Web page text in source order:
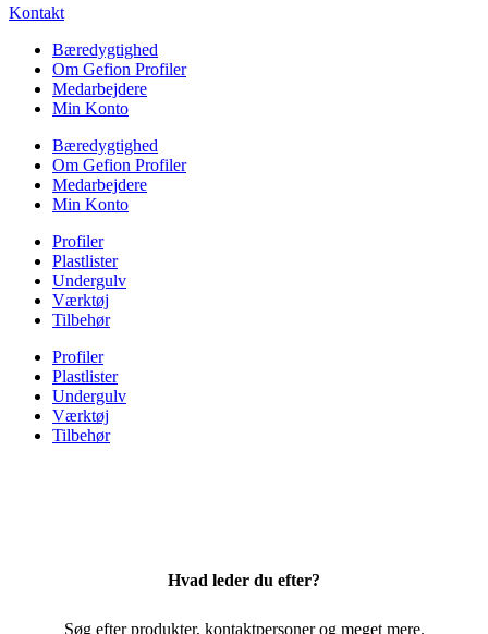
Kontakt
Bæredygtighed
Om Gefion Profiler
Medarbejdere
Min Konto
Bæredygtighed
Om Gefion Profiler
Medarbejdere
Min Konto
Profiler
Plastlister
Undergulv
Værktøj
Tilbehør
Profiler
Plastlister
Undergulv
Værktøj
Tilbehør
Hvad leder du efter?
Søg efter produkter, kontaktpersoner og meget mere.